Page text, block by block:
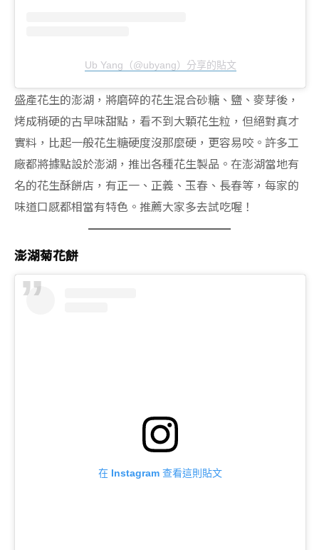
Ub Yang（@ubyang）分享的貼文
盛產花生的澎湖，將磨碎的花生混合砂糖、鹽、麥芽後，
烤成稍硬的古早味甜點，看不到大顆花生粒，但絕對真才
實料，比起一般花生糖硬度沒那麼硬，更容易咬。許多工
廠都將據點設於澎湖，推出各種花生製品。在澎湖當地有
名的花生酥餅店，有正一、正義、玉春、長春等，每家的
味道口感都相當有特色。推薦大家多去試吃喔！
澎湖菊花餅
在 Instagram 查看這則貼文